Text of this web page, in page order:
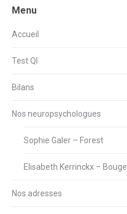
Menu
Accueil
Test QI
Bilans
Nos neuropsychologues
Sophie Galer – Forest
Elisabeth Kerrinckx – Bouge
Nos adresses